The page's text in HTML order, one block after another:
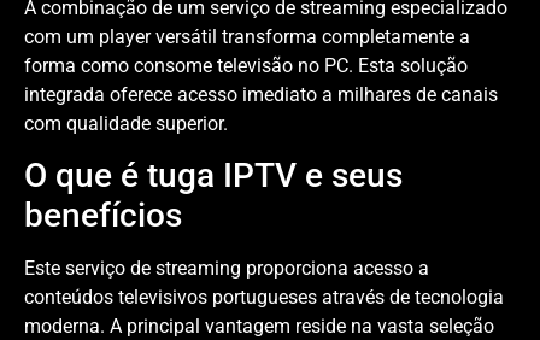
A combinação de um serviço de streaming especializado
com um player versátil transforma completamente a
forma como consome televisão no PC. Esta solução
integrada oferece acesso imediato a milhares de canais
com qualidade superior.
O que é tuga IPTV e seus
benefícios
Este serviço de streaming proporciona acesso a
conteúdos televisivos portugueses através de tecnologia
moderna. A principal vantagem reside na vasta seleção